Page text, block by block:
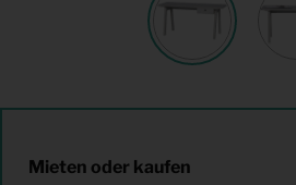
Mieten oder kaufen